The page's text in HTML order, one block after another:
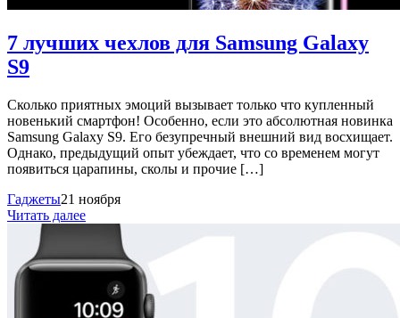
7 лучших чехлов для Samsung Galaxy
S9
Сколько приятных эмоций вызывает только что купленный
новенький смартфон! Особенно, если это абсолютная новинка
Samsung Galaxy S9. Его безупречный внешний вид восхищает.
Однако, предыдущий опыт убеждает, что со временем могут
появиться царапины, сколы и прочие […]
Гаджеты21 ноября
Читать далее